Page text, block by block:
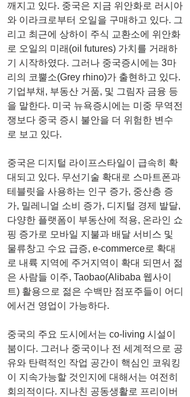
깨지고 있다. 중국은 지금 위안화로 러시아
와 이라크로부터 오일을 구매하고 있다. 그
리고 최근에 상하이 주식 교환소에 위안화
로 오일의 미래(oil futures) 가치를 거래하
기 시작하였다. 그러나 중국증시에는 3마
리의 코뿔소(Grey rhino)가 출현하고 있다.
기업부채, 부동산 거품, 및 그림자 금융 등
을 말한다. 미국 뉴욕증시에는 미중 무역전
쟁보다 중국 증시 불안을 더 위험한 변수
로 보고 있다.
중국은 디지털 라이프스타일이 급속히 확
대되고 있다. 무선기술 확대로 스마트폰과
테블릿을 사용하는 인구 증가, 중산층 증
가, 밀레니얼 소비 증가, 디지털 경제 발달,
다양한 플랫폼이 부동산에 적용, 온라인 쇼
핑 증가로 모바일 지불과 배달 서비스 및
물류창고 수요 급증, e-commerce로 확대
로 내륙 지역에 주거지역이 확대 되면서 젊
은 사람들 이주, Taobao(Alibaba 웹사이
트) 활용으로 젊은 수백만 점포주들이 어디
에서건 영업이 가능하다.
중국의 주요 도시에서는 co-living 시설이
붐이다. 그러나 중국이나 전 세계적으로 공
유와 탄력적인 작업 공간이 핵심인 코워킹
이 지속가능할 것인지에 대해서는 여전히
회의적이다. 지나친 공동생활로 프리이버